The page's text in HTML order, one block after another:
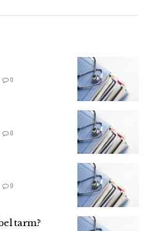
0
0
0
tarm?